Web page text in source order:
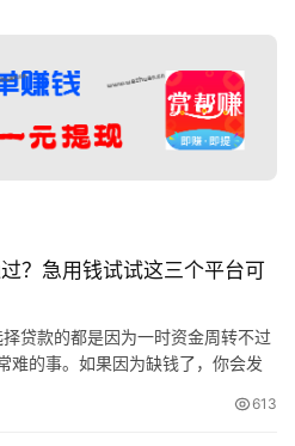
？急用钱试试这三个平台可
贷款的都是因为一时资金周转不过
难的事。如果因为缺钱了，你会发
613